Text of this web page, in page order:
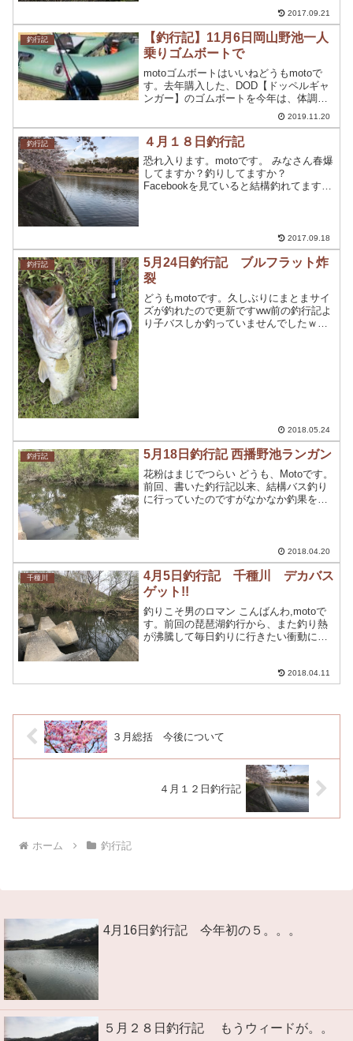
回は、前日と前々日に雨が激しく降った
為、増水した...
2017.09.21
釣行記
【釣行記】11月6日岡山野池一人
乗りゴムボートで
motoゴムボートはいいねどうもmotoで
す。去年購入した、DOD【ドッペルギャ
ンガー】のゴムボートを今年は、体調を
崩してしまって、中々体調がいい時に当
たらずゴムボートを出すことができませ
んでした。エレキ対応の高性能 バスフロ
ーターボート ...
2019.11.20
釣行記 ４月１８日釣行記
恐れ入ります。motoです。 みなさん春爆
してますか？釣りしてますか？
Facebookを見ていると結構釣れてます
2017.09.18
釣行記
5月24日釣行記 ブルフラット炸
裂
どうもmotoです。久しぶりにまとまサイ
ズが釣れたので更新ですww前の釣行記よ
り子バスしか釣っていませんでしたｗい
2018.05.24
釣行記 5月18日釣行記 西播野池ランガン
花粉はまじでつらい どうも、Motoです。
前回、書いた釣行記以来、結構バス釣り
に行っていたのですがなかなか釣果を上
2018.04.20
千種川
4月5日釣行記 千種川 デカバス
ゲット!!
釣りこそ男のロマン こんばんわ,motoで
す。前回の琵琶湖釣行から、また釣り熱
が沸騰して毎日釣りに行きたい衝動にか
続釣行に行ってまいりました。ではどう
ぞ4月5日この前日...
2018.04.11
３月総括 今後について
４月１２日釣行記
ホーム 釣行記
4月16日釣行記 今年初の５。。。
５月２８日釣行記 もうウィードが。。